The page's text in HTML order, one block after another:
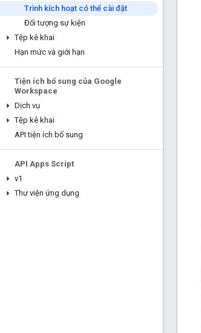
Trình kích hoạt có thể cài đặt
Đối tượng sự kiện
Tệp kê khai
Hạn mức và giới hạn
Tiện ích bổ sung của Google
Workspace
Dịch vụ
Tệp kê khai
API tiện ích bổ sung
API Apps Script
v1
Thư viện ứng dụng